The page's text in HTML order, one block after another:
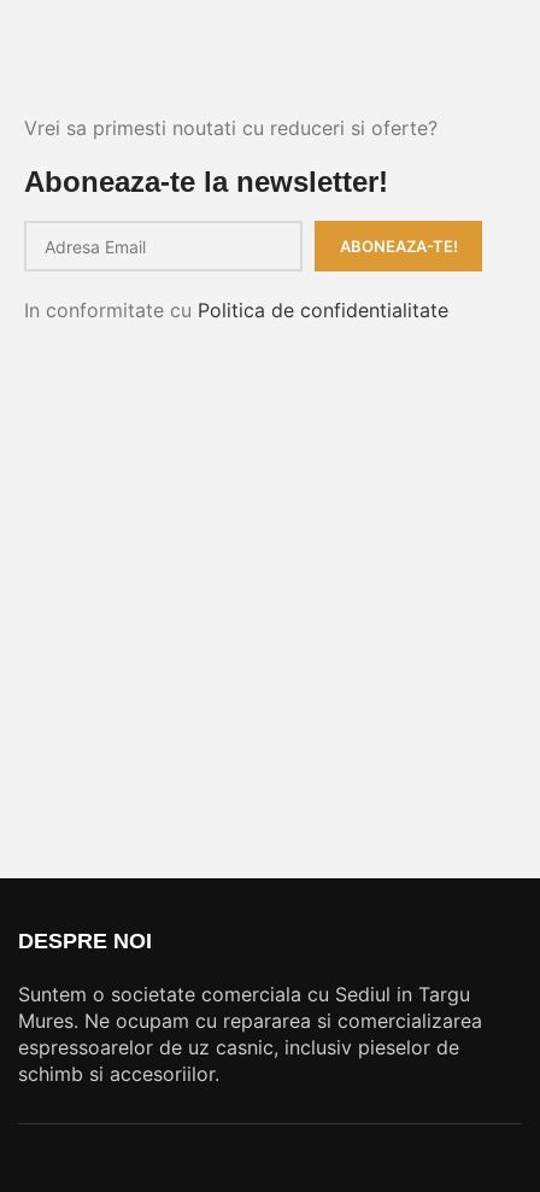
Vrei sa primesti noutati cu reduceri si oferte?
Aboneaza-te la newsletter!
In conformitate cu Politica de confidentialitate
DESPRE NOI
Suntem o societate comerciala cu Sediul in Targu
Mures. Ne ocupam cu repararea si comercializarea
espressoarelor de uz casnic, inclusiv pieselor de
schimb si accesoriilor.